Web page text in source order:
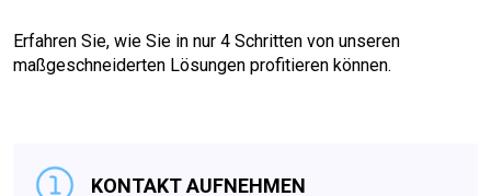
Erfahren Sie, wie Sie in nur 4 Schritten von unseren
maßgeschneiderten Lösungen profitieren können.
KONTAKT AUFNEHMEN